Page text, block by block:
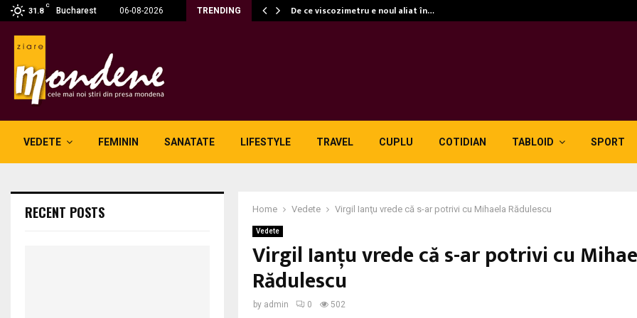
31.8
C
Bucharest 06-08-2026 TRENDING
fum: unde se potrivesc… De ce viscozimetru e noul aliat în…
VEDETE FEMININ SANATATE LIFESTYLE TRAVEL CUPLU COTIDIAN TABLOID SPORT
Home Vedete Virgil Ianţu vrede că s-ar potrivi cu Mihaela Rădulescu
Vedete
Virgil Ianţu vrede că s-ar potrivi cu
Rădulescu
by admin 0 502
RECENT POSTS